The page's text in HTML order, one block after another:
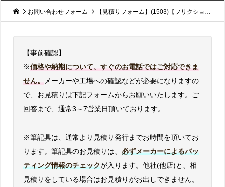
お問い合わせフォーム 【見積りフォーム】(1503)【フリクションライト】パイロット 蛍光ペン
【事前確認】
※価格や納期について、すぐのお電話ではご対応できま
せん。
メーカーや工場への確認などが必要になりますの
で、お見積りは下記フォームからお願いいたします。ご
回答まで、通常3～7営業日頂いております。
※筆記具は、通常より見積り発行までお時間を頂いてお
ります。筆記具のお見積りは、 必ずメーカーによるバッ
ティング情報のチェックが入ります。他社(他店)と、相
見積りをしている場合はお見積りがお出しできません。